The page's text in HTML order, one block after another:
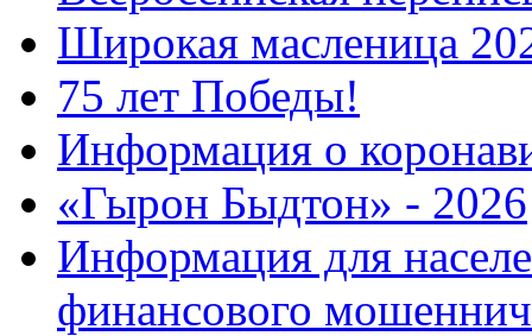
Широкая масленица
75 лет Победы!
Информация о
«Гырон Быдтон» - 2026
Информация для
финансового